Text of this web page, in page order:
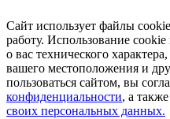
Сайт использует файлы
работу. Использование
о вас технического
вашего местоположения и
пользоваться сайтом, вы
конфиденциальности, а
своих персональных данных.